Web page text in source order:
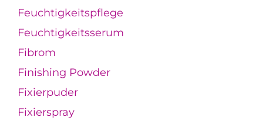
Feuchtigkeitspflege
Feuchtigkeitsserum
Fibrom
Finishing Powder
Fixierpuder
Fixierspray